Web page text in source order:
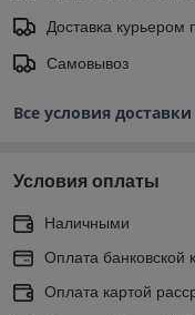
Доставка курьером
Самовывоз
Все условия доставки
Условия оплаты
Наличными
Оплата банковской
Оплата картой